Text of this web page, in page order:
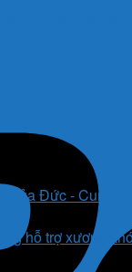
của Đức - Cung
hỗ trợ xương